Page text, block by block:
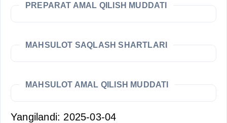
PREPARAT AMAL QILISH MUDDATI
MAHSULOT SAQLASH SHARTLARI
MAHSULOT AMAL QILISH MUDDATI
Yangilandi: 2025-03-04